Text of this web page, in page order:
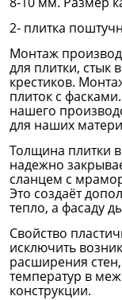
2- плитка
Монтаж
для плитки,
крестиков.
плиток с
нашего
для наших
Толщина плитки
надежно
сланцем с
Это создаёт
тепло, а фасаду
Свойство
исключить
расширения
температур в
конструкции.